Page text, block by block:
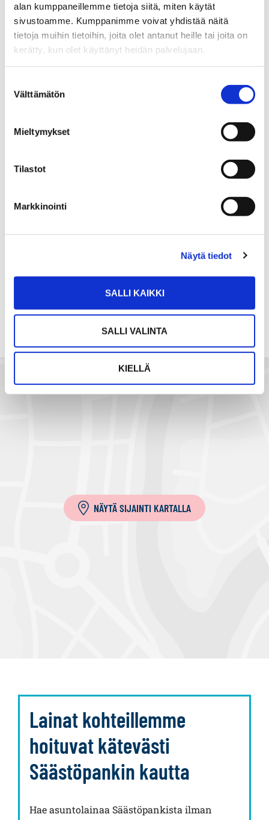
alan kumppaneillemme tietoja siitä, miten käytät
sivustoamme. Kumppanimme voivat yhdistää näitä
tietoja muihin tietoihin, joita olet antanut heille tai joita on
kerätty, kun olet käyttänyt heidän palvelujaan.
valinta
Välttämätön
Mieltymykset
Tilastot
Markkinointi
Näytä tiedot
SALLI KAIKKI
SALLI VALINTA
KIELLÄ
Sp-Koti Hyvinkää | Hyvinkään Välittäjät Oy LKV
2414459-4
+358 40 564 0998
pia.hanninen@spkoti.fi
Sp-Koti Riihimäki
ä
h
k
o
NÄYTÄ SIJAINTI KARTALLA
Lainat kohteillemme
hoituvat kätevästi
Säästöpankin kautta
Hae asuntolainaa Säästöpankista ilman